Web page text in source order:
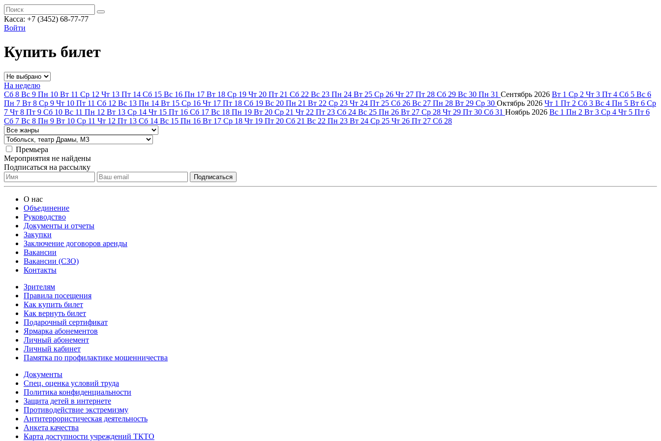
Касса: +7 (3452) 68-77-77
Войти
Купить билет
На неделю
Сб 8 Вс 9 Пн 10 Вт 11 Ср 12 Чт 13 Пт 14 Сб 15 Вс 16 Пн 17 Вт 18 Ср 19 Чт 20 Пт 21 Сб 22 Вс 23 Пн 24 Вт 25 Ср 26 Чт 27 Пт 28 Сб 29 Вс 30 Пн 31 Сентябрь 2026 Вт 1 Ср 2 Чт 3 Пт 4 Сб 5 Вс 6
Пн 7 Вт 8 Ср 9 Чт 10 Пт 11 Сб 12 Вс 13 Пн 14 Вт 15 Ср 16 Чт 17 Пт 18 Сб 19 Вс 20 Пн 21 Вт 22 Ср 23 Чт 24 Пт 25 Сб 26 Вс 27 Пн 28 Вт 29 Ср 30 Октябрь 2026 Чт 1 Пт 2 Сб 3 Вс 4 Пн 5 Вт 6 Ср
7 Чт 8 Пт 9 Сб 10 Вс 11 Пн 12 Вт 13 Ср 14 Чт 15 Пт 16 Сб 17 Вс 18 Пн 19 Вт 20 Ср 21 Чт 22 Пт 23 Сб 24 Вс 25 Пн 26 Вт 27 Ср 28 Чт 29 Пт 30 Сб 31 Ноябрь 2026 Вс 1 Пн 2 Вт 3 Ср 4 Чт 5 Пт 6
Сб 7 Вс 8 Пн 9 Вт 10 Ср 11 Чт 12 Пт 13 Сб 14 Вс 15 Пн 16 Вт 17 Ср 18 Чт 19 Пт 20 Сб 21 Вс 22 Пн 23 Вт 24 Ср 25 Чт 26 Пт 27 Сб 28
Премьера
Мероприятия не найдены
Подписаться на рассылку
О нас
Объединение
Руководство
Документы и отчеты
Закупки
Заключение договоров аренды
Вакансии
Вакансии (СЗО)
Контакты
Зрителям
Правила посещения
Как купить билет
Как вернуть билет
Подарочный сертификат
Ярмарка абонементов
Личный абонемент
Личный кабинет
Памятка по профилактике мошенничества
Документы
Спец. оценка условий труда
Политика конфиденциальности
Защита детей в интернете
Противодействие экстремизму
Антитеррористическая деятельность
Анкета качества
Карта доступности учреждений ТКТО